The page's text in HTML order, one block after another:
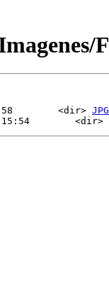
<dir> JPG
15:54        <dir>